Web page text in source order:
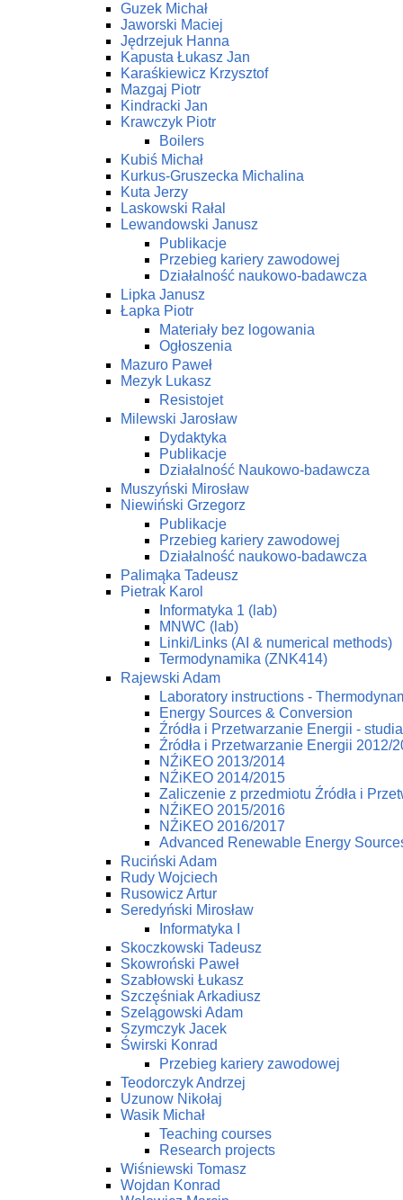
Guzek Michał
Jaworski Maciej
Jędrzejuk Hanna
Kapusta Łukasz Jan
Karaśkiewicz Krzysztof
Mazgaj Piotr
Kindracki Jan
Krawczyk Piotr
Boilers
Kubiś Michał
Kurkus-Gruszecka Michalina
Kuta Jerzy
Laskowski Rałal
Lewandowski Janusz
Publikacje
Przebieg kariery zawodowej
Działalność naukowo-badawcza
Lipka Janusz
Łapka Piotr
Materiały bez logowania
Ogłoszenia
Mazuro Paweł
Mezyk Lukasz
Resistojet
Milewski Jarosław
Dydaktyka
Publikacje
Działalność Naukowo-badawcza
Muszyński Mirosław
Niewiński Grzegorz
Publikacje
Przebieg kariery zawodowej
Działalność naukowo-badawcza
Palimąka Tadeusz
Pietrak Karol
Informatyka 1 (lab)
MNWC (lab)
Linki/Links (AI & numerical methods)
Termodynamika (ZNK414)
Rajewski Adam
Laboratory instructions -
Energy Sources & Conversion
Źródła i Przetwarzanie Energii -
Źródła i Przetwarzanie Energii 2012/
NŹiKEO 2013/2014
NŹiKEO 2014/2015
Zaliczenie z przedmiotu Źródła i
NŹiKEO 2015/2016
NŹiKEO 2016/2017
Advanced Renewable Energy
Ruciński Adam
Rudy Wojciech
Rusowicz Artur
Seredyński Mirosław
Informatyka I
Skoczkowski Tadeusz
Skowroński Paweł
Szabłowski Łukasz
Szczęśniak Arkadiusz
Szelągowski Adam
Szymczyk Jacek
Świrski Konrad
Przebieg kariery zawodowej
Teodorczyk Andrzej
Uzunow Nikołaj
Wasik Michał
Teaching courses
Research projects
Wiśniewski Tomasz
Wojdan Konrad